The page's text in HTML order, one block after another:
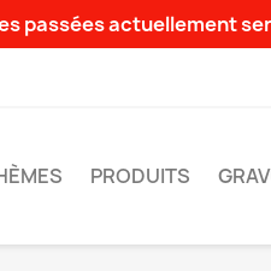
passées actuellement
PRODUITS